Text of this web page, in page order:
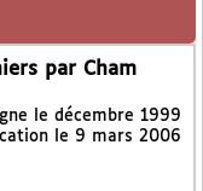
par Cham
le décembre 1999
le 9 mars 2006